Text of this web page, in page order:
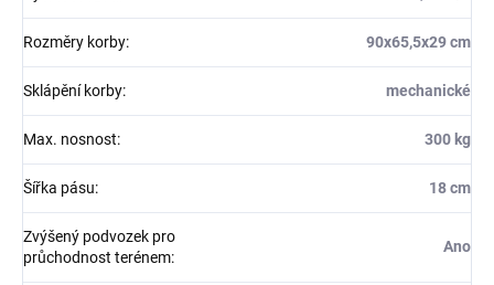
Rozměry korby: 90x65,5x29 cm
Sklápění korby: mechanické
Max. nosnost: 300 kg
Šířka pásu: 18 cm
Zvýšený podvozek pro
průchodnost terénem:
Ano